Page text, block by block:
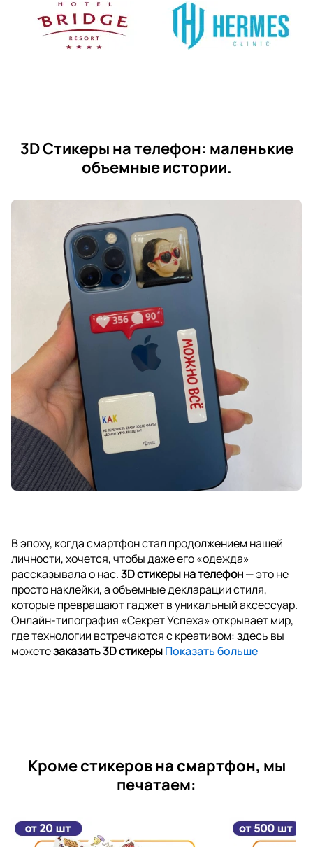
3D Стикеры на телефон: маленькие
объемные истории.
В эпоху, когда смартфон стал продолжением нашей
личности, хочется, чтобы даже его «одежда»
рассказывала о нас.3D стикеры на телефон— это не
просто наклейки, а объемные декларации стиля,
которые превращают гаджет в уникальный аксессуар.
Онлайн-типография «Секрет Успеха» открывает мир,
где технологии встречаются с креативом: здесь вы
можетезаказать 3D стикерыПоказать больше
Кроме стикеров на смартфон, мы
печатаем: